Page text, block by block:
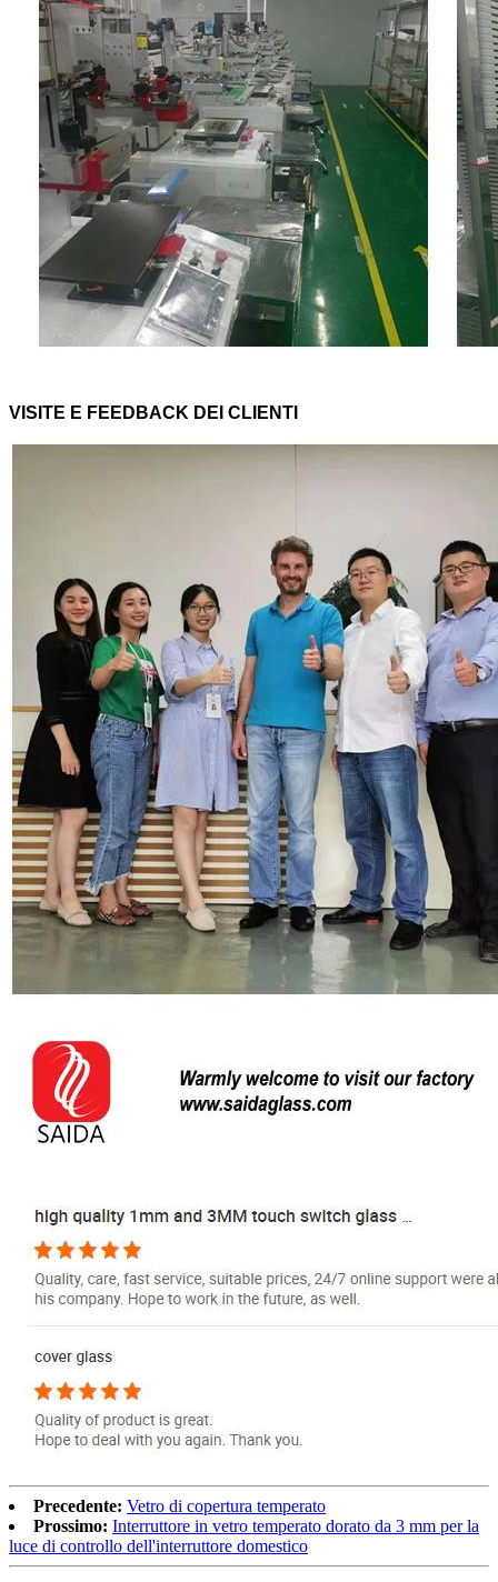
VISITE E FEEDBACK DEI CLIENTI
Precedente: Vetro di copertura temperato
Prossimo: Interruttore in vetro temperato dorato da 3 mm per la
luce di controllo dell'interruttore domestico